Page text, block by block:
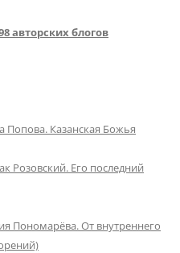
авторских блогов
Попова. Казанская Божья
Розовский. Его последний
Пономарёва. От внутреннего